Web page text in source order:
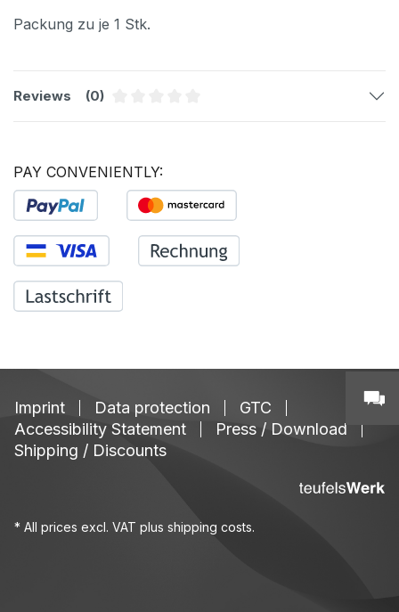
Packung zu je 1 Stk.
Reviews
(0)
PAY CONVENIENTLY:
Imprint Data protection
GTC
Accessibility Statement
Press / Download
Shipping / Discounts
* All prices excl. VAT plus shipping costs.